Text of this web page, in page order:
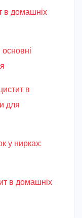
в домашніх
в
для
у нирках:
в домашніх